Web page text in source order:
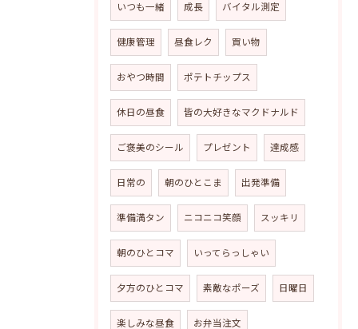
いつも一緒 成長 バイタル測定
健康管理 昼食レク 買い物
おやつ時間 ポテトチップス
休日の昼食 皆の大好きなマクドナルド
ご褒美のシール プレゼント 達成感
日常の 朝のひとこま 出発準備
準備満タン ニコニコ笑顔 スッキリ
朝のひとコマ いってらっしゃい
夕方のひとコマ 素敵なポーズ 日曜日
楽しみな昼食 お弁当注文